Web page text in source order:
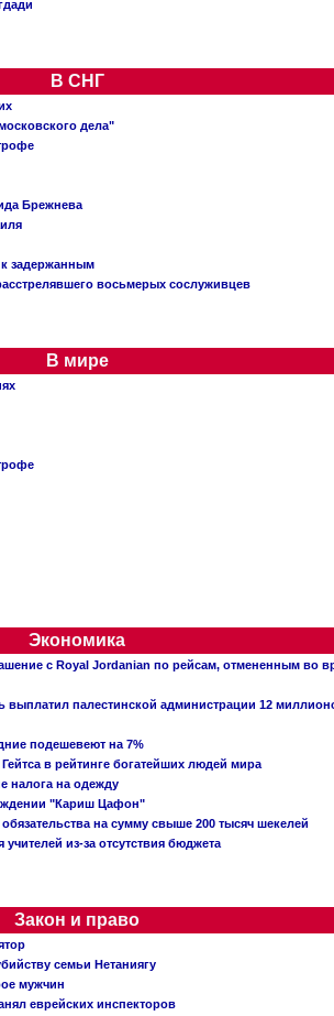
В СНГ
дела"
Брежнева
задержанным
восьмерых сослуживцев
В мире
Экономика
с Royal Jordanian по рейсам, отмененным во
выплатил палестинской администрации 12
подешевеют на 7%
в рейтинге богатейших людей мира
налога на одежду
"Кариш Цафон"
на сумму свыше 200 тысяч шекелей
из-за отсутствия бюджета
Закон и право
семьи Нетаниягу
мужчин
еврейских инспекторов